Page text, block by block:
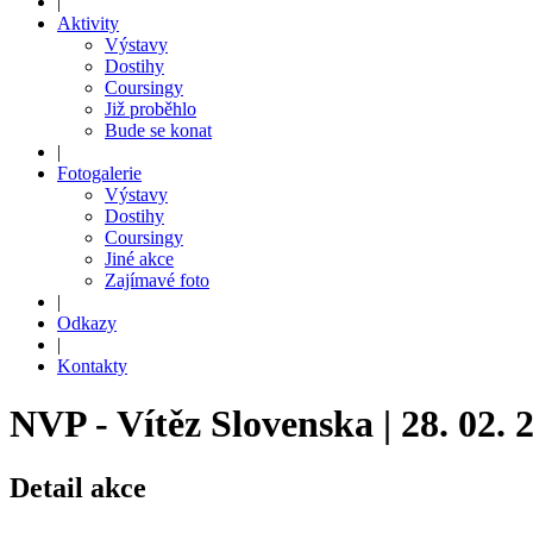
Aktivity
Výstavy
Dostihy
Coursingy
Již proběhlo
Bude se konat
|
Fotogalerie
Výstavy
Dostihy
Coursingy
Jiné akce
Zajímavé foto
|
Odkazy
|
Kontakty
NVP - Vítěz Slovenska | 28. 02.
Detail akce